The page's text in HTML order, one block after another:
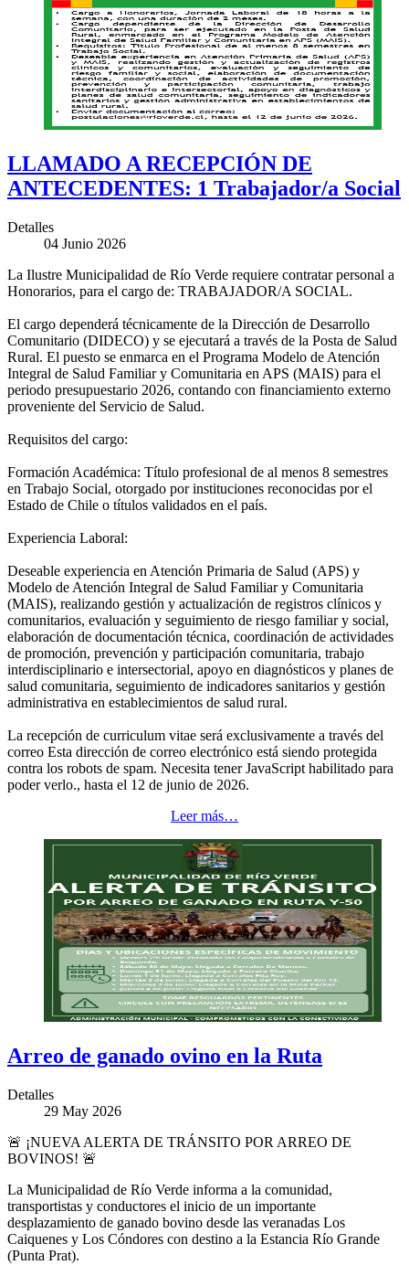
LLAMADO A RECEPCIÓN DE
ANTECEDENTES: 1 Trabajador/a Social
Detalles
04 Junio 2026
La Ilustre Municipalidad de Río Verde requiere contratar personal a
Honorarios, para el cargo de: TRABAJADOR/A SOCIAL.
El cargo dependerá técnicamente de la Dirección de Desarrollo
Comunitario (DIDECO) y se ejecutará a través de la Posta de Salud
Rural. El puesto se enmarca en el Programa Modelo de Atención
Integral de Salud Familiar y Comunitaria en APS (MAIS) para el
periodo presupuestario 2026, contando con financiamiento externo
proveniente del Servicio de Salud.
Requisitos del cargo:
Formación Académica: Título profesional de al menos 8 semestres
en Trabajo Social, otorgado por instituciones reconocidas por el
Estado de Chile o títulos validados en el país.
Experiencia Laboral:
Deseable experiencia en Atención Primaria de Salud (APS) y
Modelo de Atención Integral de Salud Familiar y Comunitaria
(MAIS), realizando gestión y actualización de registros clínicos y
comunitarios, evaluación y seguimiento de riesgo familiar y social,
elaboración de documentación técnica, coordinación de actividades
de promoción, prevención y participación comunitaria, trabajo
interdisciplinario e intersectorial, apoyo en diagnósticos y planes de
salud comunitaria, seguimiento de indicadores sanitarios y gestión
administrativa en establecimientos de salud rural.
La recepción de curriculum vitae será exclusivamente a través del
correo Esta dirección de correo electrónico está siendo protegida
contra los robots de spam. Necesita tener JavaScript habilitado para
poder verlo., hasta el 12 de junio de 2026.
Leer más…
Arreo de ganado ovino en la Ruta
Detalles
29 May 2026
🚨 ¡NUEVA ALERTA DE TRÁNSITO POR ARREO DE
BOVINOS! 🚨
La Municipalidad de Río Verde informa a la comunidad,
transportistas y conductores el inicio de un importante
desplazamiento de ganado bovino desde las veranadas Los
Caiquenes y Los Cóndores con destino a la Estancia Río Grande
(Punta Prat).